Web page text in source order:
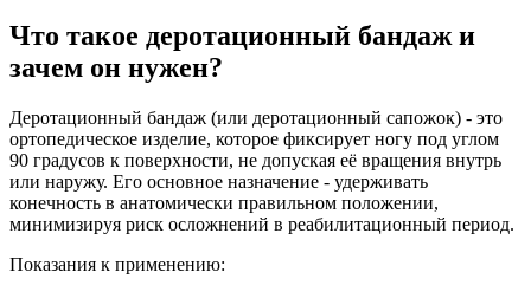
Что такое деротационный бандаж и
зачем он нужен?
Деротационный бандаж (или деротационный сапожок) - это
ортопедическое изделие, которое фиксирует ногу под углом
90 градусов к поверхности, не допуская её вращения внутрь
или наружу. Его основное назначение - удерживать
конечность в анатомически правильном положении,
минимизируя риск осложнений в реабилитационный период.
Показания к применению: